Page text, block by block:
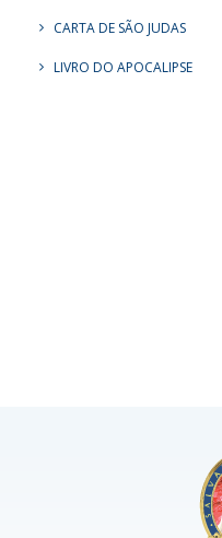
CARTA DE SÃO JUDAS
LIVRO DO APOCALIPSE